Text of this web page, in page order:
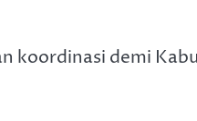
koordinasi demi